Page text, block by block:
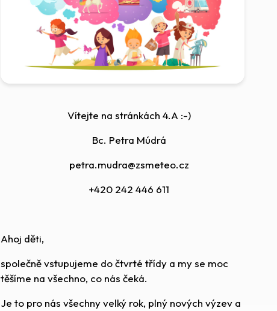
Vítejte na stránkách 4.A :-)
Bc. Petra Múdrá
petra.mudra@zsmeteo.cz
+420 242 446 611
Ahoj děti,
společně vstupujeme do čtvrté třídy a my se moc
těšíme na všechno, co nás čeká.
Je to pro nás všechny velký rok, plný nových výzev a